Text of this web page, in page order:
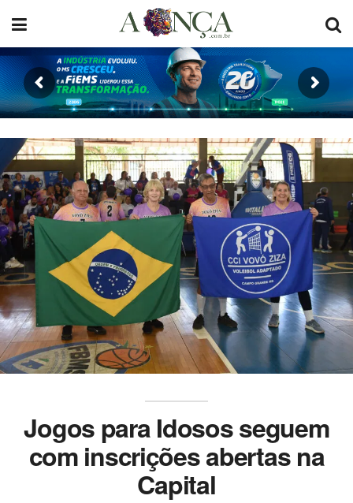
Jogos para Idosos seguem
com inscrições abertas na
Capital